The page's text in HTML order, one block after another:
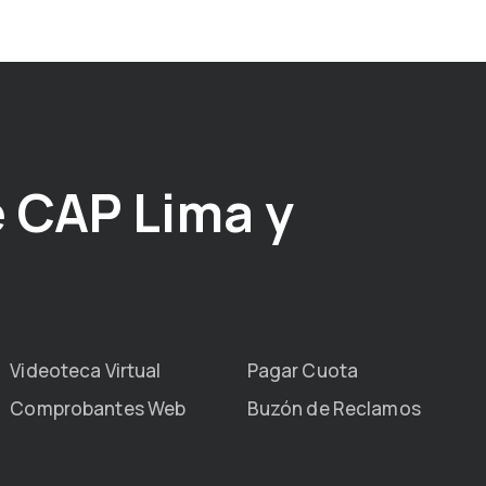
Lima y
Videoteca Virtual
Pagar Cuota
Comprobantes Web
Buzón de Reclamos